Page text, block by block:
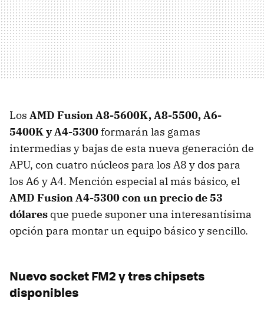
Los AMD Fusion A8-5600K, A8-5500, A6-
5400K y A4-5300formarán las gamas
intermedias y bajas de esta nueva generación de
APU, con cuatro núcleos para los A8 y dos para
los A6 y A4. Mención especial al más básico, el
AMD Fusion A4-5300 con un precio de 53
dólares que puede suponer una interesantísima
opción para montar un equipo básico y sencillo.
Nuevo socket FM2 y tres chipsets
disponibles